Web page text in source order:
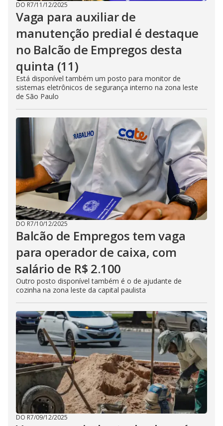
DO R7/11/12/2025
Vaga para auxiliar de
manutenção predial é destaque
no Balcão de Empregos desta
quinta (11)
Está disponível também um posto para monitor de
sistemas eletrônicos de segurança interno na zona leste
de São Paulo
DO R7/10/12/2025
Balcão de Empregos tem vaga
para operador de caixa, com
salário de R$ 2.100
Outro posto disponível também é o de ajudante de
cozinha na zona leste da capital paulista
DO R7/09/12/2025